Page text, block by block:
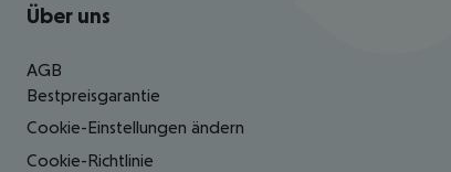
Footer navigation
Über uns
AGB
Bestpreisgarantie
Cookie-Einstellungen ändern
Cookie-Richtlinie